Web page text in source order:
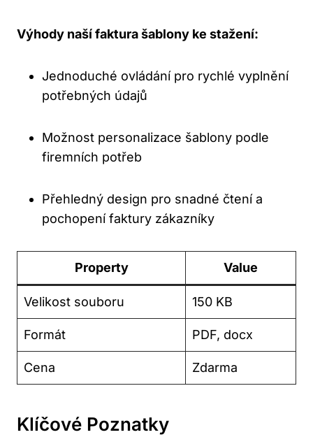
Výhody naší faktura šablony ke stažení:
Jednoduché​ ovládání pro rychlé‌ vyplnění
‍potřebných údajů
Možnost personalizace⁤ šablony podle
firemních potřeb
Přehledný design pro snadné čtení a
pochopení faktury zákazníky
Property Value
Velikost souboru 150 KB
Formát PDF, docx
Cena Zdarma
Klíčové Poznatky